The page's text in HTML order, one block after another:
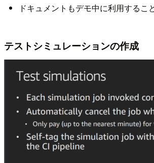
ドキュメントもデモ中に利用するこ
テストシミュレーションの作成